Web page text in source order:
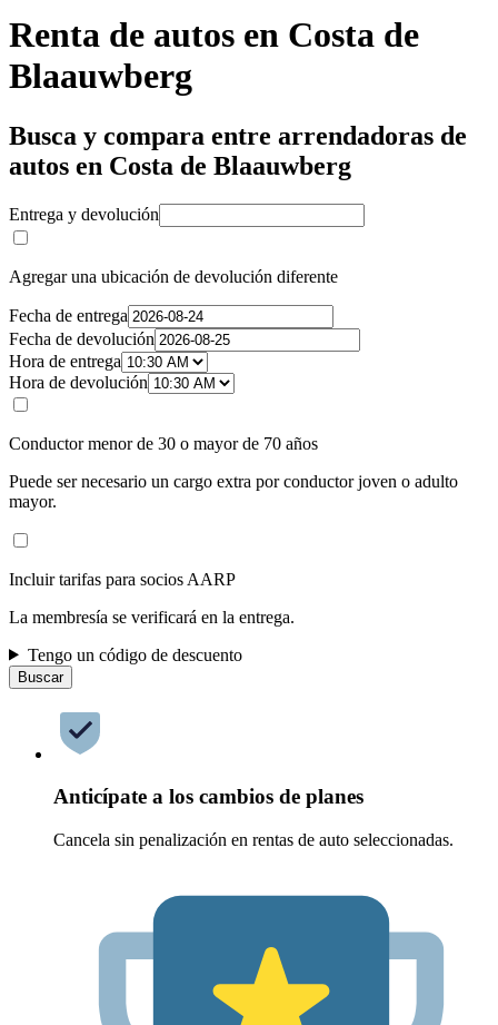
Renta de autos en Costa de
Blaauwberg
Busca y compara entre arrendadoras de
autos en Costa de Blaauwberg
Entrega y devolución
Agregar una ubicación de devolución diferente
Fecha de entrega
Fecha de devolución
Hora de entrega
Hora de devolución
Conductor menor de 30 o mayor de 70 años
Puede ser necesario un cargo extra por conductor joven o adulto
mayor.
Incluir tarifas para socios AARP
La membresía se verificará en la entrega.
Tengo un código de descuento
Buscar
Anticípate a los cambios de planes
Cancela sin penalización en rentas de auto seleccionadas.